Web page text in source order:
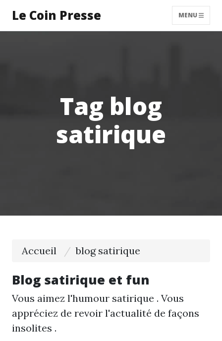
Le Coin Presse MENU
Tag blog
satirique
Accueil blog satirique
Blog satirique et fun
Vous aimez l'humour satirique . Vous
appréciez de revoir l'actualité de façons
insolites .